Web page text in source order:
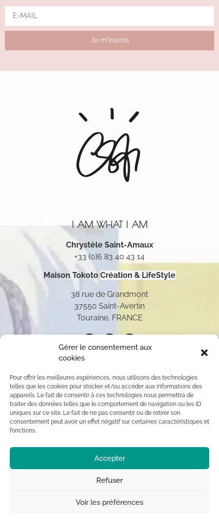
Gérer le consentement aux
cookies
Pour offrir les meilleures expériences, nous utilisons des technologies
telles que les cookies pour stocker et/ou accéder aux informations des
appareils. Le fait de consentir à ces technologies nous permettra de
traiter des données telles que le comportement de navigation ou les ID
uniques sur ce site. Le fait de ne pas consentir ou de retirer son
consentement peut avoir un effet négatif sur certaines caractéristiques et
fonctions.
Accepter
Refuser
Voir les préférences
Je m'inscris
I AM WHAT I AM
Chrystèle Saint-Amaux
+33 (0)6 83 40 43 14
Maison Tokoto Création & LifeStyle
38 rue de Grandmont
37550 Saint-Avertin
Touraine, FRANCE
Toutes les oeuvres présentées sur ce site appartiennent
exclusivement à l’auteur (sauf mention contraire) aux
termes des articles L 111-1 et L112-1 du code de la
Propriété Intellectuelle. Par conséquent, toute
interdits sans autorisation du titulaire des droits ©